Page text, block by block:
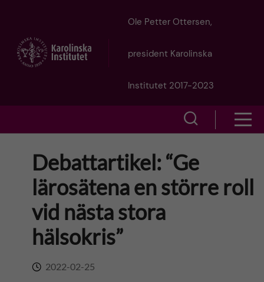
t
Ole Petter Ottersen,
president Karolinska
Institutet 2017-2023
o
w
Debattartikel: “Ge
lärosätena en större roll
vid nästa stora
hälsokris”
2022-02-25